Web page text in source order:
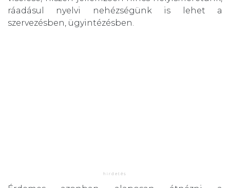
ráadásul nyelvi nehézségünk is lehet a
szervezésben, ügyintézésben.